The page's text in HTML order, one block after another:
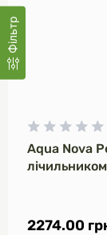
Фільтр
Aqua Nova
2274.00